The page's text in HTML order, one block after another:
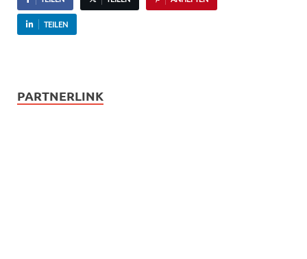
TEILEN
PARTNERLINK